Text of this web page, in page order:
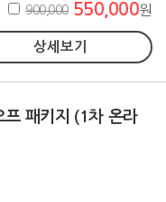
900,000 550,000원
상세보기
패키지 (1차 온라